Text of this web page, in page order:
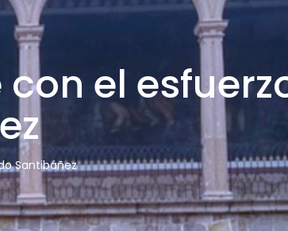
el
Santibáñez